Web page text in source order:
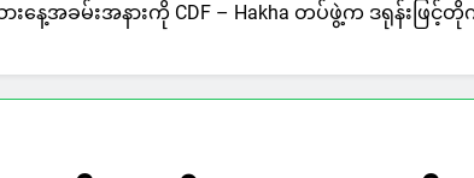
သားနေ့အခမ်းအနားကို CDF – Hakha တပ်ဖွဲ့က ဒရုန်း